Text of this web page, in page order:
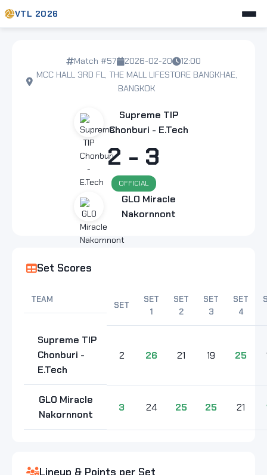
VTL 2026
Match #57 2026-02-20
12:00
MCC HALL 3RD FL, THE MALL LIFESTORE BANGKHAE,
BANGKOK
Supreme TIP
Chonburi - E.Tech
2 - 3
OFFICIAL
GLO Miracle
Nakornnont
Set Scores
TEAM
SET
SET
1
SET
2
SET
3
SET
4
Supreme TIP
Chonburi -
E.Tech
2 26 21 19 25
GLO Miracle
Nakornnont
3 24 25 25 21
Lineup & Points per Set